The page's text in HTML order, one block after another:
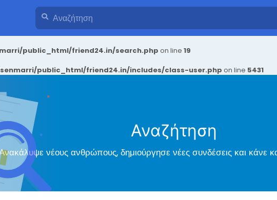
public_html/friend24.in/search.php on line 19
public_html/friend24.in/includes/class-user.php on line 5431
Αναζήτηση
νέους ανθρώπους, δημιούργησε νέες συνδέσεις και κάνε